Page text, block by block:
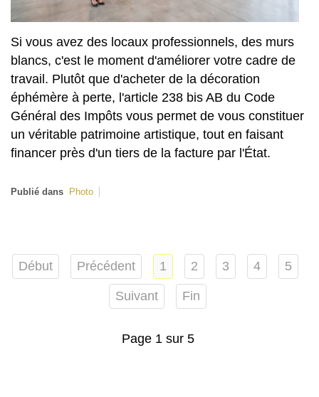
Si vous avez des locaux professionnels, des murs
blancs, c'est le moment d'améliorer votre cadre de
travail. Plutôt que d'acheter de la décoration
éphémère à perte, l'article 238 bis AB du Code
Général des Impôts vous permet de vous constituer
un véritable patrimoine artistique, tout en faisant
financer près d'un tiers de la facture par l'État.
Publié dans Photo
Début Précédent 1 2 3 4 5
Suivant Fin
Page 1 sur 5